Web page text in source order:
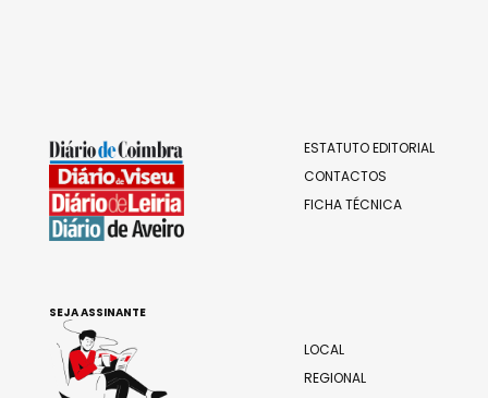
ESTATUTO EDITORIAL
CONTACTOS
FICHA TÉCNICA
LOCAL
REGIONAL
SEJA ASSINANTE